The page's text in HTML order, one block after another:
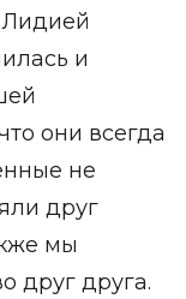
и
они всегда
не
друг
мы
друг друга.